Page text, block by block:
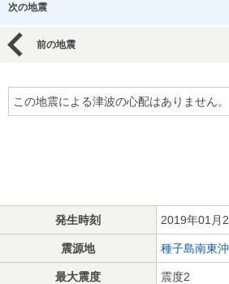
次の地震
前の地震
この地震による津波の心配はありません。
発生時刻 2019年01月
震源地 種子島南東沖
最大震度 震度2